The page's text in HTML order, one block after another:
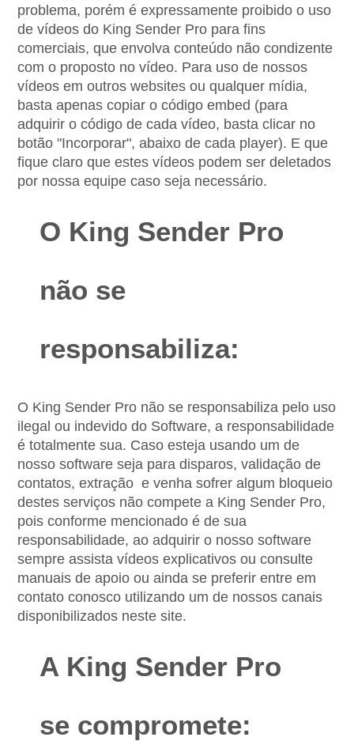
problema, porém é expressamente proibido o uso
de vídeos do King Sender Pro para fins
comerciais, que envolva conteúdo não condizente
com o proposto no vídeo. Para uso de nossos
vídeos em outros websites ou qualquer mídia,
basta apenas copiar o código embed (para
adquirir o código de cada vídeo, basta clicar no
botão "Incorporar", abaixo de cada player). E que
fique claro que estes vídeos podem ser deletados
por nossa equipe caso seja necessário.
O King Sender Pro
não se
responsabiliza:
O King Sender Pro não se responsabiliza pelo uso
ilegal ou indevido do Software, a responsabilidade
é totalmente sua. Caso esteja usando um de
nosso software seja para disparos, validação de
contatos, extração  e venha sofrer algum bloqueio
destes serviços não compete a King Sender Pro,
pois conforme mencionado é de sua
responsabilidade, ao adquirir o nosso software
sempre assista vídeos explicativos ou consulte
manuais de apoio ou ainda se preferir entre em
contato conosco utilizando um de nossos canais
disponibilizados neste site.
A King Sender Pro
se compromete: